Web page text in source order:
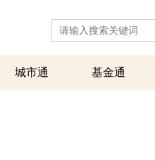
城市通 基金通